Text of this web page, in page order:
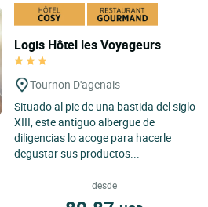
Logis Hôtel les Voyageurs
Tournon D'agenais
Situado al pie de una bastida del siglo
XIII, este antiguo albergue de
diligencias lo acoge para hacerle
degustar sus productos...
desde